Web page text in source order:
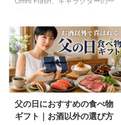
研究室の長編動画18本を、目的別
に分かりやすく紹介します。
父の日におすすめの食べ物
ギフト｜お酒以外の選び方